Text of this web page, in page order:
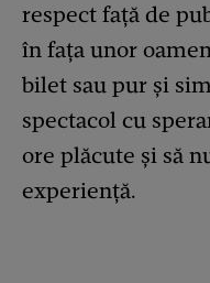
respect față de
în fața unor
bilet sau pur și
spectacol cu
ore plăcute și să
experiență.